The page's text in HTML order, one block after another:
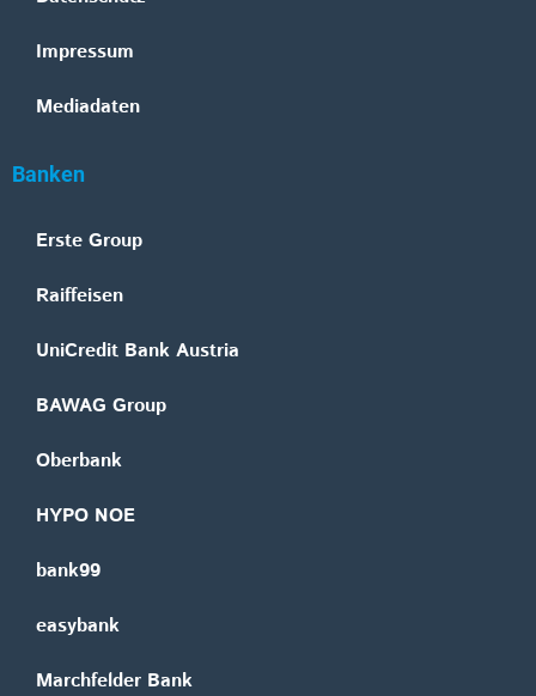
Impressum
Mediadaten
Banken
Erste Group
Raiffeisen
UniCredit Bank Austria
BAWAG Group
Oberbank
HYPO NOE
bank99
easybank
Marchfelder Bank